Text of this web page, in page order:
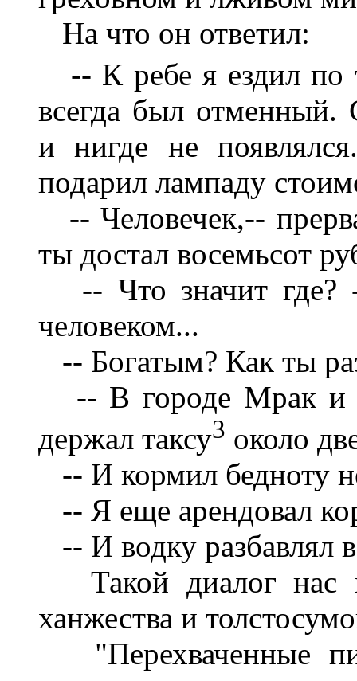
На что он ответил:
-- К ребе я ездил по
всегда был отменный.
и нигде не
подарил лампаду
-- Человечек,--
ты достал восемьсот
-- Что значит где?
человеком...
-- Богатым? Как ты
-- В городе Мрак и
держал таксу3 около
-- И кормил бедноту
-- Я еще арендовал
-- И водку разбавлял
Такой диалог нас
ханжества и
"Перехваченные